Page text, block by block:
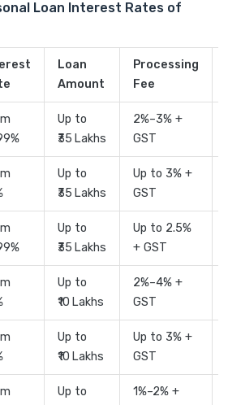
Loan Interest Rates of
Loan
Amount
Processing
Fee
Up to
₹35 Lakhs
2%–3% +
GST
Up to
₹35 Lakhs
Up to 3% +
GST
Up to
₹35 Lakhs
Up to 2.5%
+ GST
Up to
₹10 Lakhs
2%–4% +
GST
Up to
₹10 Lakhs
Up to 3% +
GST
Up to
1%–2% +